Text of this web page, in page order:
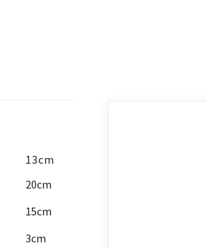
13cm
20cm
15cm
3cm